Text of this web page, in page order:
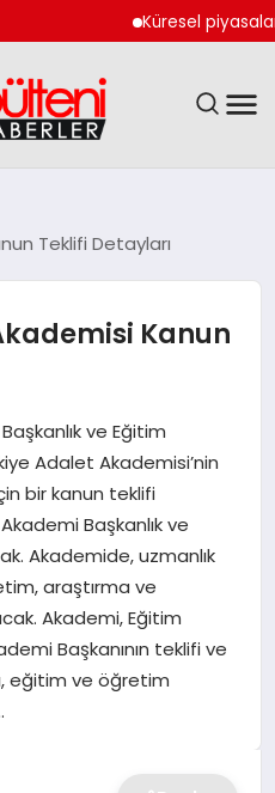
Küresel piyasalarda
Teklifi Detayları
Kanun
ve Eğitim
Adalet Akademisi’nin
bir kanun teklifi
Başkanlık ve
Akademide, uzmanlık
araştırma ve
Akademi, Eğitim
Başkanının teklifi ve
eğitim ve öğretim